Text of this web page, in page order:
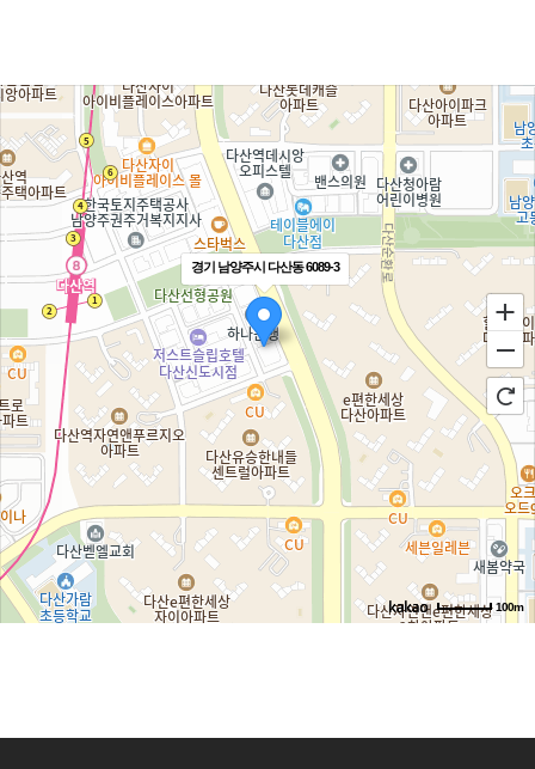
경기 남양주시 다산동 6089-3
100m